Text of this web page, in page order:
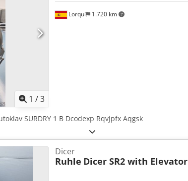
1 /3
Lorquí 1.720 km
SURDRY 1 B Dcodexp Rqvjpfx Aqgsk
Dicer
Ruhle Dicer SR2 with Elevator